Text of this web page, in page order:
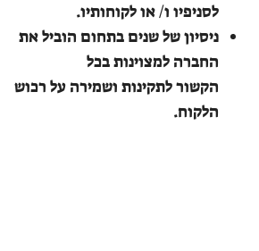
לסניפיו ו/ או לקוחותיו.
ניסיון של שנים בתחום הוביל את
החברה למצוינות בכל
הקשור לתקינות ושמירה על רכוש
הלקוח.